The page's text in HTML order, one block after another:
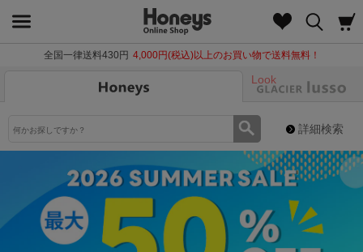
全国一律送料430円 4,000円(税込)以上のお買い物で送料無料！
Look
詳細検索